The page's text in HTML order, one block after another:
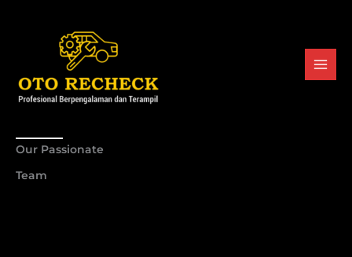
Our Passionate
Team